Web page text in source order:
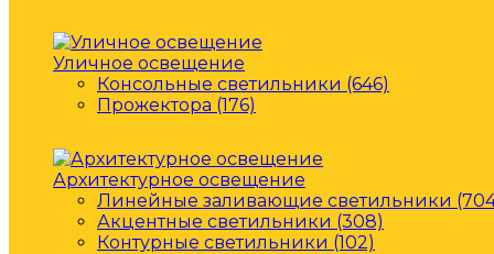
Уличное освещение
Консольные светильники (646)
Прожектора (176)
Архитектурное освещение
Линейные заливающие светильники
Акцентные светильники (308)
Контурные светильники (102)